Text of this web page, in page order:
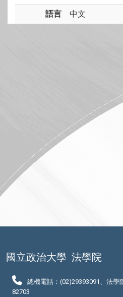
語言 中文
國立政治大學 法學院
總機電話：(02)29393091、法學
82703